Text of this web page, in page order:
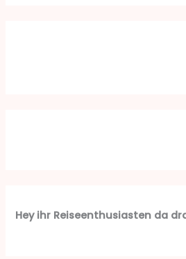
Hey ihr Reiseenthusiasten da